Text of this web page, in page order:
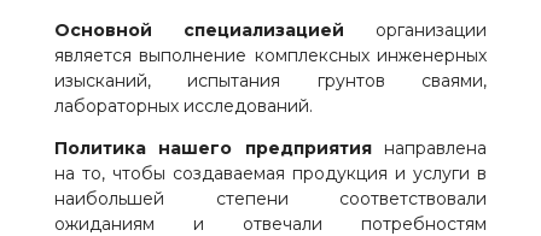
Основной специализацией организации
является выполнение комплексных инженерных
изысканий, испытания грунтов сваями,
лабораторных исследований.
Политика нашего предприятиянаправлена
на то, чтобы создаваемая продукция и услуги в
наибольшей степени соответствовали
ожиданиям и отвечали потребностям